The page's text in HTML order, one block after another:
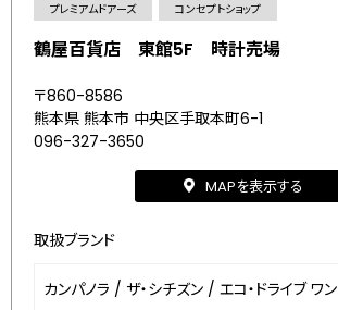
プレミアムドアーズ コンセプトショップ
鶴屋百貨店 東館5F 時計売場
〒860-8586
熊本県 熊本市 中央区手取本町6-1
096-327-3650
MAPを表示する
取扱ブランド
カンパノラ / ザ・シチズン / エコ・ドライブ ワン